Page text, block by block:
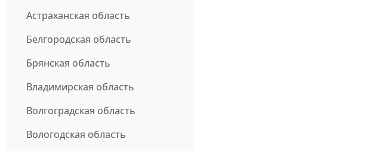
Астраханская область
Белгородская область
Брянская область
Владимирская область
Волгоградская область
Вологодская область